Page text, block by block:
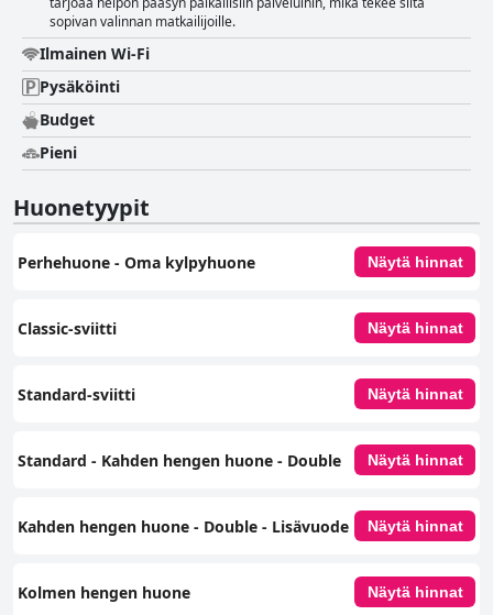
sopivan valinnan matkailijoille.
Ilmainen Wi-Fi
Pysäköinti
Budget
Pieni
Huonetyypit
Perhehuone ‑ Oma kylpyhuone Näytä hinnat
Classic-sviitti Näytä hinnat
Standard-sviitti Näytä hinnat
Standard - Kahden hengen huone - Double Näytä hinnat
Kahden hengen huone - Double - Lisävuode Näytä hinnat
Kolmen hengen huone Näytä hinnat